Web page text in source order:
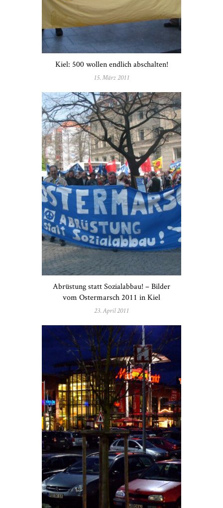
Kiel: 500 wollen endlich abschalten!
15. März 2011
Abrüstung statt Sozialabbau! – Bilder
vom Ostermarsch 2011 in Kiel
23. April 2011